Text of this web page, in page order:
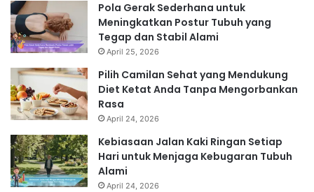
Pola Gerak Sederhana untuk
Meningkatkan Postur Tubuh yang
Tegap dan Stabil Alami
April 25, 2026
Pilih Camilan Sehat yang Mendukung
Diet Ketat Anda Tanpa Mengorbankan
Rasa
April 24, 2026
Kebiasaan Jalan Kaki Ringan Setiap
Hari untuk Menjaga Kebugaran Tubuh
Alami
April 24, 2026